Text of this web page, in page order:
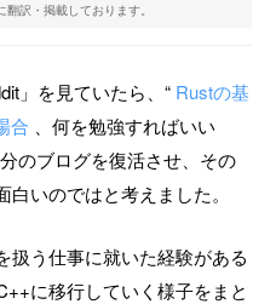
訳・掲載しております。
」を見ていたら、“ Rustの基
合 、何を勉強すればいい
のブログを復活させ、その
いのではと考えました。
扱う仕事に就いた経験がある
に移行していく様子をまと